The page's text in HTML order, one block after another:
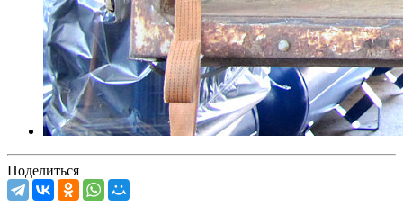
Поделиться